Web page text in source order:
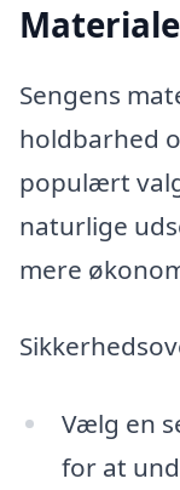
Sengens
holdbarhed
populært
naturlige
mere
Vælg en
for at